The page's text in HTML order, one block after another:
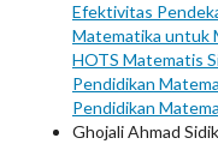
Efektivitas
Matematika untuk
HOTS Matematis
Pendidikan
Pendidikan
Ghojali Ahmad